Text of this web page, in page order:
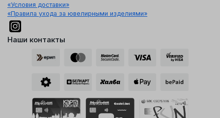
«Условия доставки»
«Правила ухода за ювелирными изделиями»
Наши контакты